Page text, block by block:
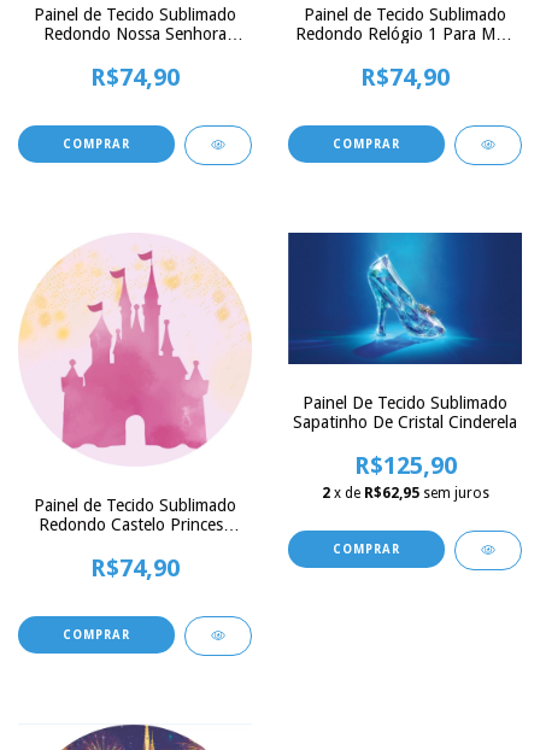
Painel de Tecido Sublimado
Redondo Nossa Senhora
Elástico - 150x150cm
R$74,90
Painel de Tecido Sublimado
Redondo Relógio 1 Para Meia
R$74,90
Painel de Tecido Sublimado
Redondo Castelo Princesa
150x150cm
R$74,90
Painel De Tecido Sublimado
Sapatinho De Cristal Cinderela
R$125,90
2 x de R$62,95 sem juros
COMPRAR